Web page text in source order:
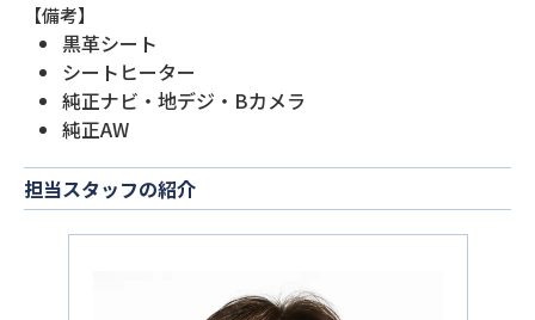
【備考】
黒革シート
シートヒーター
純正ナビ・地デジ・Bカメラ
純正AW
担当スタッフの紹介